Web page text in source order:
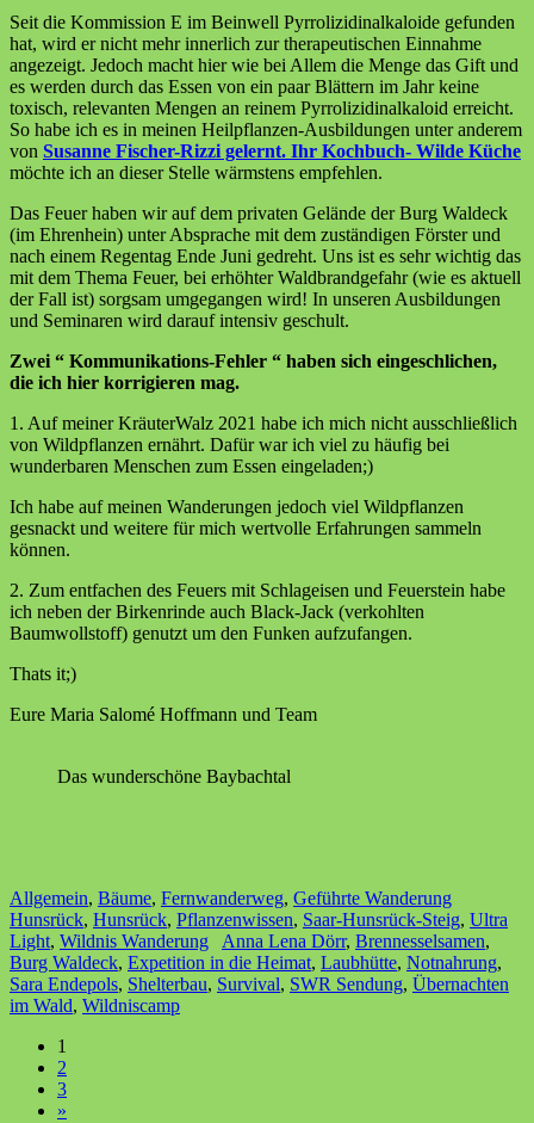
Seit die Kommission E im Beinwell Pyrrolizidinalkaloide gefunden
hat, wird er nicht mehr innerlich zur therapeutischen Einnahme
angezeigt. Jedoch macht hier wie bei Allem die Menge das Gift und
es werden durch das Essen von ein paar Blättern im Jahr keine
toxisch, relevanten Mengen an reinem Pyrrolizidinalkaloid erreicht.
So habe ich es in meinen Heilpflanzen-Ausbildungen unter anderem
von Susanne Fischer-Rizzigelernt. Ihr Kochbuch- Wilde Küche
möchte ich an dieser Stelle wärmstens empfehlen.
Das Feuer haben wir auf dem privaten Gelände der Burg Waldeck
(im Ehrenhein) unter Absprache mit dem zuständigen Förster und
nach einem Regentag Ende Juni gedreht. Uns ist es sehr wichtig das
mit dem Thema Feuer, bei erhöhter Waldbrandgefahr (wie es aktuell
der Fall ist) sorgsam umgegangen wird! In unseren Ausbildungen
und Seminaren wird darauf intensiv geschult.
Zwei “ Kommunikations-Fehler “ haben sich eingeschlichen,
die ich hier korrigieren mag.
1. Auf meiner KräuterWalz 2021 habe ich mich nicht ausschließlich
von Wildpflanzen ernährt. Dafür war ich viel zu häufig bei
wunderbaren Menschen zum Essen eingeladen;)
Ich habe auf meinen Wanderungen jedoch viel Wildpflanzen
gesnackt und weitere für mich wertvolle Erfahrungen sammeln
können.
2. Zum entfachen des Feuers mit Schlageisen und Feuerstein habe
ich neben der Birkenrinde auch Black-Jack (verkohlten
Baumwollstoff) genutzt um den Funken aufzufangen.
Thats it;)
Eure Maria Salomé Hoffmann und Team
Das wunderschöne Baybachtal
Allgemein, Bäume, Fernwanderweg, Geführte Wanderung
Hunsrück, Hunsrück, Pflanzenwissen, Saar-Hunsrück-Steig, Ultra
Light, Wildnis Wanderung Anna Lena Dörr, Brennesselsamen,
Burg Waldeck, Expetition in die Heimat, Laubhütte, Notnahrung,
Sara Endepols, Shelterbau, Survival, SWR Sendung, Übernachten
im Wald, Wildniscamp
1
2
3
»